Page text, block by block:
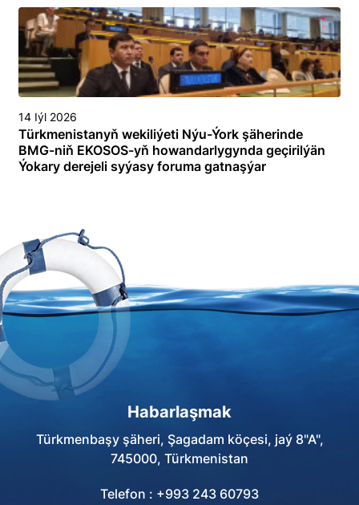
14 Iýl 2026
Türkmenistanyň wekiliýeti Nýu-Ýork şäherinde
BMG-niň EKOSOS-yň howandarlygynda geçirilýän
Ýokary derejeli syýasy foruma gatnaşýar
Habarlaşmak
Türkmenbaşy şäheri, Şagadam köçesi, jaý 8"A",
745000, Türkmenistan
Telefon : +993 243 60793